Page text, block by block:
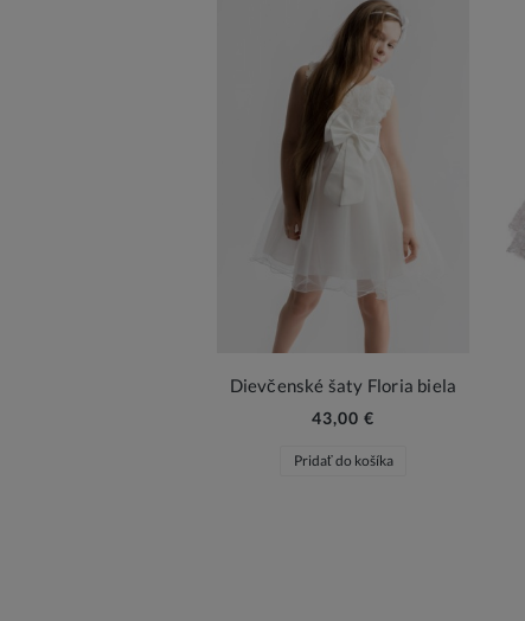
Dievčenské šaty Floria biela
43,00 €
Pridať do košíka